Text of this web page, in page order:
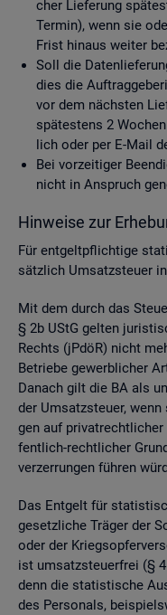
cher Lie­fe­rung
Ter­min), wenn sie
Frist hin­aus wei­ter
Soll die
dies die
vor dem nächs­ten
spä­tes­tens 2
lich oder per E-Mail
Bei vor­zei­ti­ger
nicht in An­spruch
Hin­wei­se zur
Für ent­gelt­pflich­ti­ge
sätz­lich Um­satz­steu­er
Mit dem durch das
§ 2b UStG gel­ten
Rechts (jPdöR) nicht
Be­trie­be ge­werb­li­cher
Da­nach gilt die BA als
der Um­satz­steu­er,
gen auf
fent­lich-recht­li­cher
ver­zer­run­gen füh­ren
Das Ent­gelt für
ge­setz­li­che Trä­ger der
oder der
ist um­satz­steu­er­frei (§
denn die sta­tis­ti­sche
des Per­so­nals,